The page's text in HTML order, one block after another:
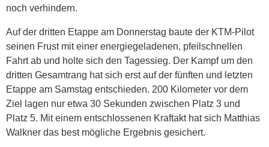
noch verhindern.
Auf der dritten Etappe am Donnerstag baute der KTM-Pilot
seinen Frust mit einer energiegeladenen, pfeilschnellen
Fahrt ab und holte sich den Tagessieg. Der Kampf um den
dritten Gesamtrang hat sich erst auf der fünften und letzten
Etappe am Samstag entschieden. 200 Kilometer vor dem
Ziel lagen nur etwa 30 Sekunden zwischen Platz 3 und
Platz 5. Mit einem entschlossenen Kraftakt hat sich Matthias
Walkner das best mögliche Ergebnis gesichert.